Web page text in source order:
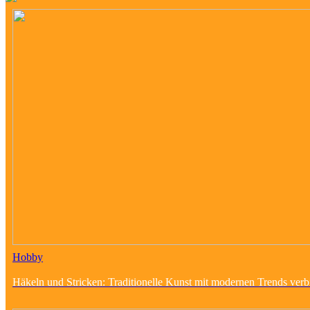
Hobby
Häkeln und Stricken: Traditionelle Kunst mit modernen Trends